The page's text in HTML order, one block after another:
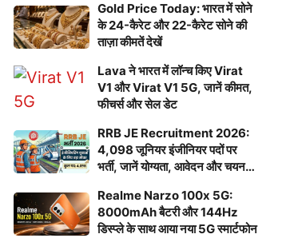
Gold Price Today: भारत में सोने
के 24-कैरेट और 22-कैरेट सोने की
ताज़ा कीमतें देखें
Lava ने भारत में लॉन्च किए Virat
V1 और Virat V1 5G, जानें कीमत,
फीचर्स और सेल डेट
RRB JE Recruitment 2026:
4,098 जूनियर इंजीनियर पदों पर
भर्ती, जानें योग्यता, आवेदन और चयन
Realme Narzo 100x 5G:
8000mAh बैटरी और 144Hz
डिस्प्ले के साथ आया नया 5G स्मार्टफोन